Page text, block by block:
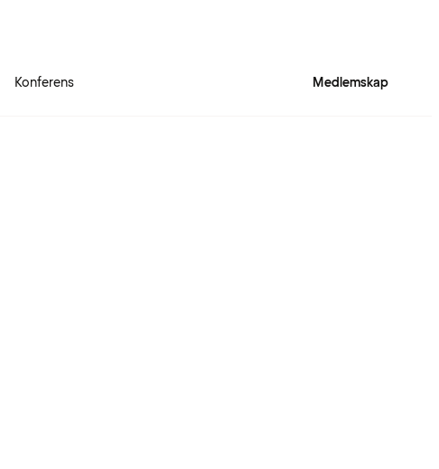
Konferens Medlemskap